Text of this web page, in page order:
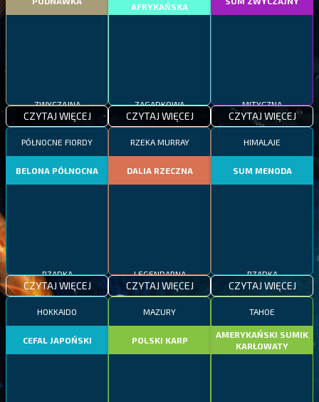
ZWYCZAJNA
CZYTAJ WIĘCEJ
AFRYKAŃSKA
ZAGADKOWA
CZYTAJ WIĘCEJ
MITYCZNA
CZYTAJ WIĘCEJ
PÓŁNOCNE FIORDY
BELONA PÓŁNOCNA
RZADKA
CZYTAJ WIĘCEJ
RZEKA MURRAY
DALIA RZECZNA
LEGENDARNA
CZYTAJ WIĘCEJ
HIMALAJE
SUM MENODA
RZADKA
CZYTAJ WIĘCEJ
HOKKAIDO
CEFAL JAPOŃSKI
MAZURY
POLSKI KARP
TAHOE
AMERYKAŃSKI SUMIK
KARŁOWATY